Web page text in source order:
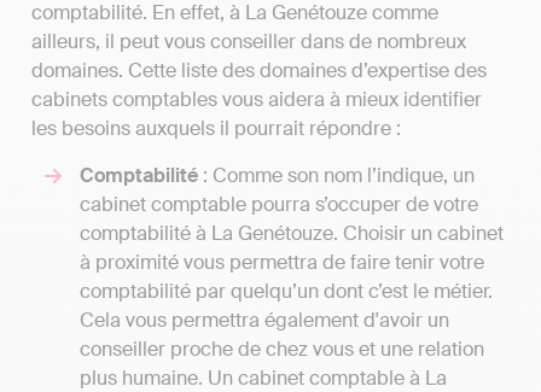
comptabilité. En effet, à La Genétouze comme
ailleurs, il peut vous conseiller dans de nombreux
domaines. Cette liste des domaines d’expertise des
cabinets comptables vous aidera à mieux identifier
les besoins auxquels il pourrait répondre :
Comptabilité : Comme son nom l’indique, un
cabinet comptable pourra s’occuper de votre
comptabilité à La Genétouze. Choisir un cabinet
à proximité vous permettra de faire tenir votre
comptabilité par quelqu’un dont c’est le métier.
Cela vous permettra également d'avoir un
conseiller proche de chez vous et une relation
plus humaine. Un cabinet comptable à La